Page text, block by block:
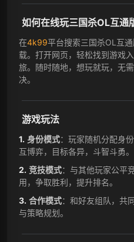
如何在线玩三国杀OL互通
在4k99平台搜索三国杀OL互
载。打开网页，轻松找到游戏
旅。随时随地，想玩就玩，无
决。
游戏玩法
身份模式：玩家随机分配身
互博弈，目标各异，斗智斗勇。
竞技模式：与其他玩家公平
用，争取胜利，提升排名。
合作模式：和好友组队，共
与策略规划。